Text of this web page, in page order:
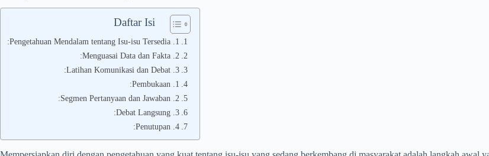
Daftar Isi
1. Pengetahuan Mendalam tentang Isu-isu Tersedia:
2. Menguasai Data dan Fakta:
3. Latihan Komunikasi dan Debat:
1. Pembukaan:
2. Segmen Pertanyaan dan Jawaban:
3. Debat Langsung:
4. Penutupan: